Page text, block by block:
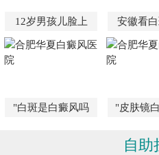
12岁男孩儿脸上 安徽看
"白斑是白癜风吗 "皮肤镜
自助